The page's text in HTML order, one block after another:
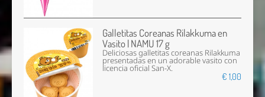
Galletitas Coreanas Rilakkuma en
Vasito | NAMU 17 g
Deliciosas galletitas coreanas Rilakkuma
presentadas en un adorable vasito con
licencia oficial San-X.
€ 1,00